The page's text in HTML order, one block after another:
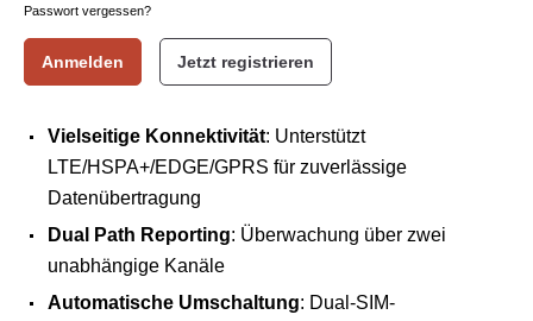
Passwort vergessen?
Anmelden Jetzt registrieren
Vielseitige Konnektivität: Unterstützt
LTE/HSPA+/EDGE/GPRS für zuverlässige
Datenübertragung
Dual Path Reporting: Überwachung über zwei
unabhängige Kanäle
Automatische Umschaltung: Dual-SIM-